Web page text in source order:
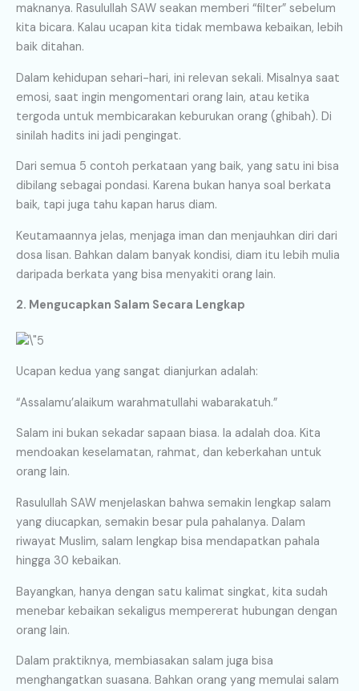
maknanya. Rasulullah SAW seakan memberi “filter” sebelum
kita bicara. Kalau ucapan kita tidak membawa kebaikan, lebih
baik ditahan.
Dalam kehidupan sehari-hari, ini relevan sekali. Misalnya saat
emosi, saat ingin mengomentari orang lain, atau ketika
tergoda untuk membicarakan keburukan orang (ghibah). Di
sinilah hadits ini jadi pengingat.
Dari semua 5 contoh perkataan yang baik, yang satu ini bisa
dibilang sebagai pondasi. Karena bukan hanya soal berkata
baik, tapi juga tahu kapan harus diam.
Keutamaannya jelas, menjaga iman dan menjauhkan diri dari
dosa lisan. Bahkan dalam banyak kondisi, diam itu lebih mulia
daripada berkata yang bisa menyakiti orang lain.
2. Mengucapkan Salam Secara Lengkap
Ucapan kedua yang sangat dianjurkan adalah:
“Assalamu’alaikum warahmatullahi wabarakatuh.”
Salam ini bukan sekadar sapaan biasa. Ia adalah doa. Kita
mendoakan keselamatan, rahmat, dan keberkahan untuk
orang lain.
Rasulullah SAW menjelaskan bahwa semakin lengkap salam
yang diucapkan, semakin besar pula pahalanya. Dalam
riwayat Muslim, salam lengkap bisa mendapatkan pahala
hingga 30 kebaikan.
Bayangkan, hanya dengan satu kalimat singkat, kita sudah
menebar kebaikan sekaligus mempererat hubungan dengan
orang lain.
Dalam praktiknya, membiasakan salam juga bisa
menghangatkan suasana. Bahkan orang yang memulai salam